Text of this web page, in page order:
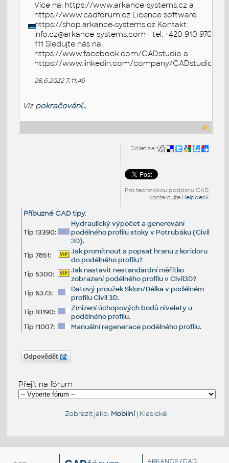
Více na: https://www.arkance-systems.cz a
https://www.cadforum.cz Licence software:
https://shop.arkance-systems.cz Kontakt:
info.cz@arkance-systems.com - tel. +420 910 970
111 Sledujte nás na:
https://www.facebook.com/CADstudio a
https://www.linkedin.com/company/CADstudio
28.6.2022 7:11:46
Viz pokračování...
Sdílet na:
Pro technickou podporu CAD
kontaktujte Helpdesk
Příbuzné CAD tipy:
Tip 13390:
Hydraulický výpočet a generování
podélného profilu stoky v Potrubáku (Civil
3D).
Tip 7851:
Jak promítnout a popsat hranu z koridoru
do podélného profilu?
Tip 5300:
Jak nastavit nestandardní měřítko
zobrazení podélného profilu v Civil3D?
Tip 6373:
Datový proužek Sklon/Délka v podélném
profilu Civil 3D.
Tip 10190:
Zmizení úchopových bodů nivelety u
podélného profilu.
Tip 11007:
Manuální regenerace podélného profilu.
Odpovědět
Přejít na fórum
Zobrazit jako: Mobilní| Klasické